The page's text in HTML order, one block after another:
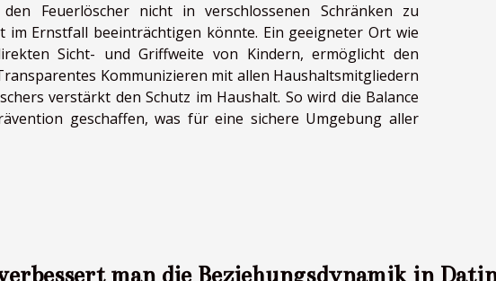
Feuerlöscher nicht in verschlossenen Schränken zu
im Ernstfall beeinträchtigen könnte. Ein geeigneter Ort wie
Sicht- und Griffweite von Kindern, ermöglicht den
Kommunizieren mit allen Haushaltsmitgliedern
verstärkt den Schutz im Haushalt. So wird die Balance
geschaffen, was für eine sichere Umgebung aller
man die Beziehungsdynamik in